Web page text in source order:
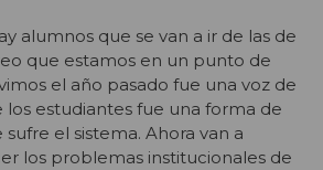
alumnos que se van a ir de las de
que estamos en un punto de
el año pasado fue una voz de
los estudiantes fue una forma de
sufre el sistema. Ahora van a
los problemas institucionales de